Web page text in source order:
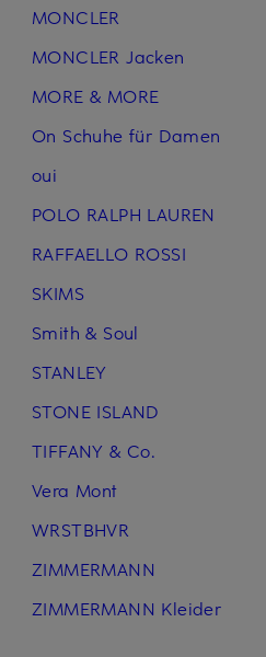
MONCLER
MONCLER Jacken
MORE & MORE
On Schuhe für Damen
oui
POLO RALPH LAUREN
RAFFAELLO ROSSI
SKIMS
Smith & Soul
STANLEY
STONE ISLAND
TIFFANY & Co.
Vera Mont
WRSTBHVR
ZIMMERMANN
ZIMMERMANN Kleider